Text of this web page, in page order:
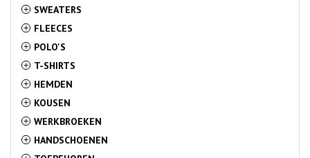
+ SWEATERS
+ FLEECES
+ POLO'S
+ T-SHIRTS
+ HEMDEN
+ KOUSEN
+ WERKBROEKEN
+ HANDSCHOENEN